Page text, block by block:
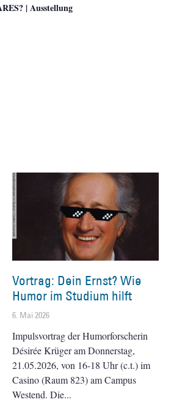
| Ausstellung
Vortrag: Dein Ernst? Wie
Humor im Studium hilft
6. Mai 2026
Impulsvortrag der Humorforscherin
Désirée Krüger am Donnerstag,
21.05.2026, von 16-18 Uhr (c.t.) im
Casino (Raum 823) am Campus
Westend. Die